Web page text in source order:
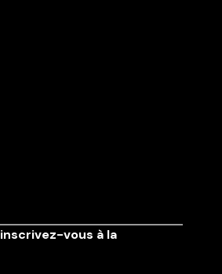
inscrivez-vous à la